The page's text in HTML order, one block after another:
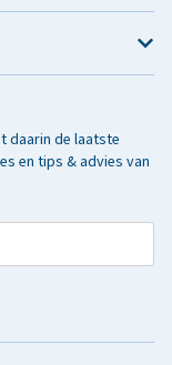
daarin de laatste
en tips & advies van